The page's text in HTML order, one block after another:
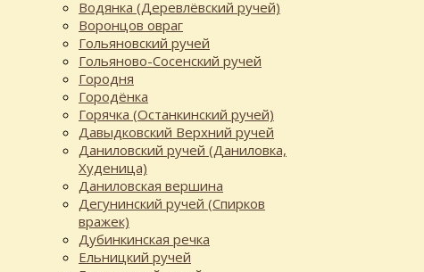
Водянка (Деревлёвский ручей)
Воронцов овраг
Гольяновский ручей
Гольяново-Сосенский ручей
Городня
Городёнка
Горячка (Останкинский ручей)
Давыдковский Верхний ручей
Даниловский ручей (Даниловка,
Худеница)
Даниловская вершина
Дегунинский ручей (Спирков
вражек)
Дубинкинская речка
Ельницкий ручей